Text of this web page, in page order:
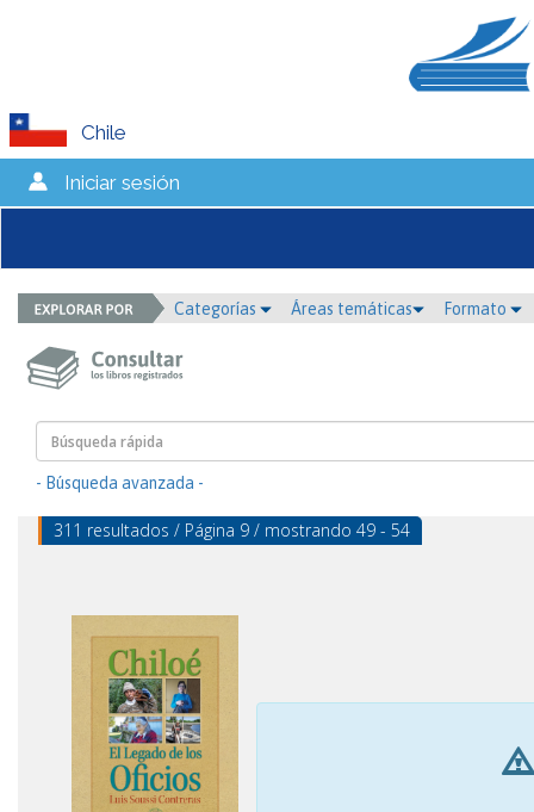
Chile
Iniciar sesión
Categorías Áreas temáticas Formato
- Búsqueda avanzada -
311 resultados / Página 9 / mostrando 49 - 54